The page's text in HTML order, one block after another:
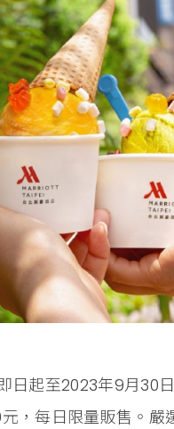
日起至2023年9月30
，每日限量販售。嚴